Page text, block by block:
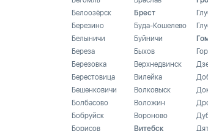
Белоозёрск
Березино
Белыничи
Береза
Березовка
Берестовица
Бешенковичи
Болбасово
Бобруйск
Борисов
Брест
Буда-Кошелево
Буйничи
Быхов
Верхнедвинск
Вилейка
Волковыск
Воложин
Вороново
Витебск